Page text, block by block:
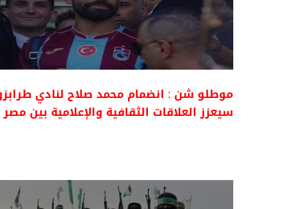
موطلو شن : انضمام محمد صلاح لنادي
سيعزز العلاقات الثقافية والإعلامية بين مصر